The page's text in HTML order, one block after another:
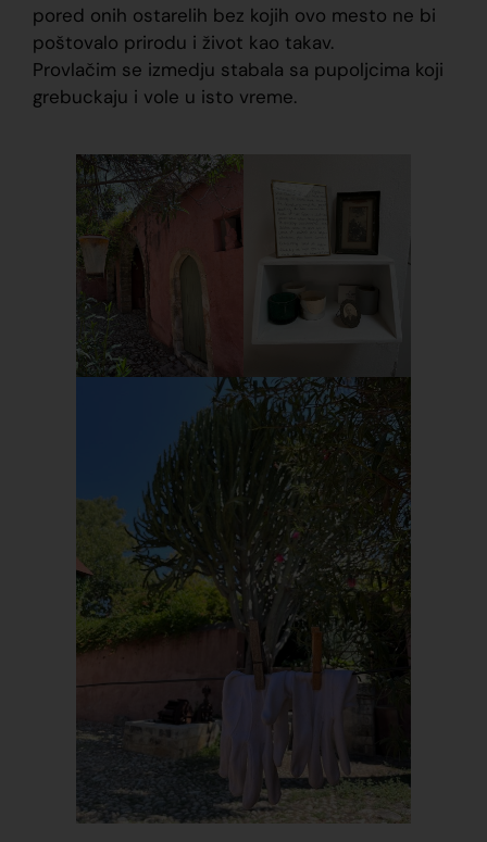
pored onih ostarelih bez kojih ovo mesto ne bi
poštovalo prirodu i život kao takav.
Provlačim se izmedju stabala sa pupoljcima koji
grebuckaju i vole u isto vreme.